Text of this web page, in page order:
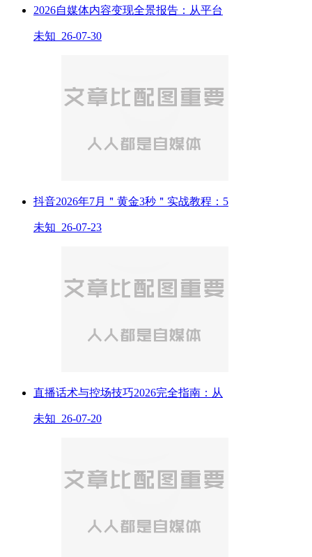
2026自媒体内容变现全景报告：从平台
未知 26-07-30
抖音2026年7月＂黄金3秒＂实战教程：5
未知 26-07-23
直播话术与控场技巧2026完全指南：从
未知 26-07-20